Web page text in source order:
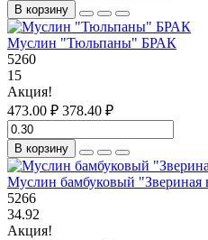
В корзину
Муслин "Тюльпаны" БРАК
5260
15
Акция!
473.00 ₽ 378.40 ₽
В корзину
Муслин бамбуковый "Звериная
5266
34.92
Акция!